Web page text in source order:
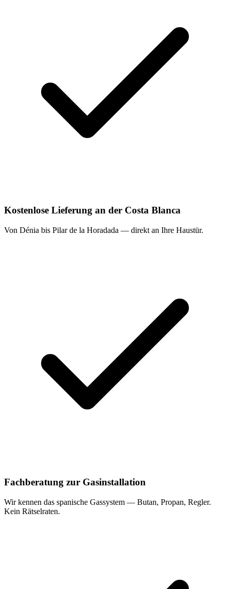
Kostenlose Lieferung an der Costa Blanca
Von Dénia bis Pilar de la Horadada — direkt an Ihre Haustür.
Fachberatung zur Gasinstallation
Wir kennen das spanische Gassystem — Butan, Propan, Regler.
Kein Rätselraten.